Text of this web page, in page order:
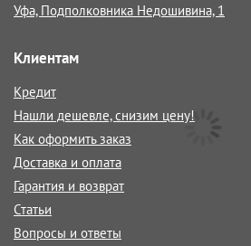
Уфа, Подполковника Недошивина, 1
Клиентам
Кредит
Нашли дешевле, снизим цену!
Как оформить заказ
Доставка и оплата
Гарантия и возврат
Статьи
Вопросы и ответы